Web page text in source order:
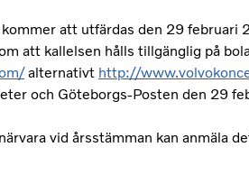
att utfärdas den 29 februari
att kallelsen hålls tillgänglig på
alternativt http://
och Göteborgs-Posten den 29
vid årsstämman kan anmäla